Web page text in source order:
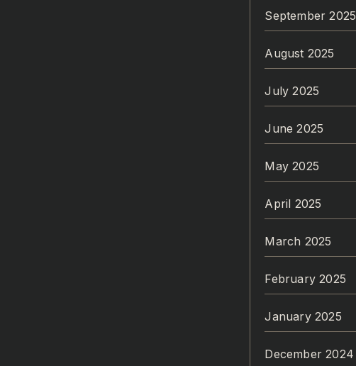
September 2025
August 2025
July 2025
June 2025
May 2025
April 2025
March 2025
February 2025
January 2025
December 2024